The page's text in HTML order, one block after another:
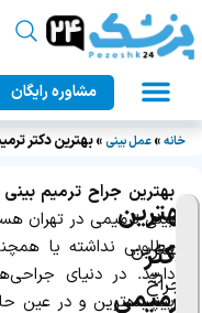
مشاوره رایگان
خانه»عمل بینی»بهترین دکتر
بهترین
دکتر
ترمیمی
از
بهترين
جراح
نو
ی
س
ند
بهترین جراح ترمیم
بینی ترمیمی در تهران
مطلوبی نداشته یا
دارید. در دنیای
پیچیده‌ترین و در عین